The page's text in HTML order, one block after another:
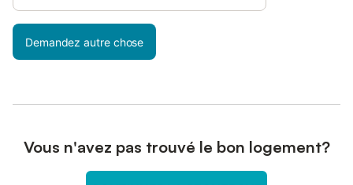
Demandez autre chose
Vous n'avez pas trouvé le bon logement?